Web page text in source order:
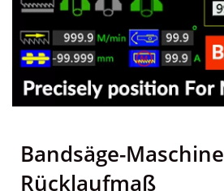
Bandsäge-Maschine
Rücklaufmaß